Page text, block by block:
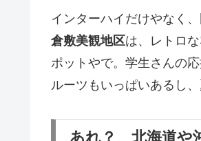
インターハイだけやなく
倉敷美観地区は、レトロ
ポットやで。学生さんの
ルーツもいっぱいあるし
あれ？ 北海道や